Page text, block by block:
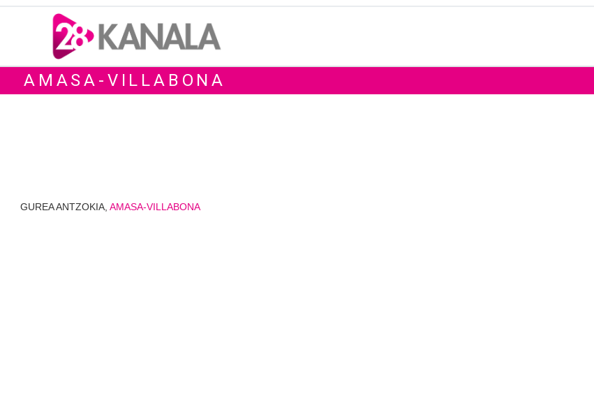
AMASA-VILLABONA
GUREA ANTZOKIA, AMASA-VILLABONA